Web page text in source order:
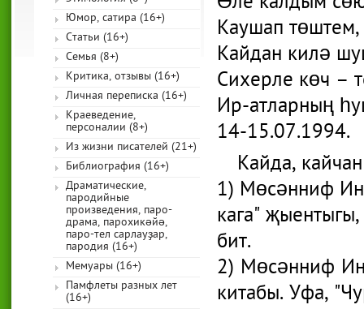
Каушап
Кайдан килә
Сихерле көч –
Ир-атларның
14-15.07.1994.
Кайда,
1) Мөсәнниф
кага"
бит.
2) Мөсәнниф
китабы. Уфа,
Юмор, сатира (16+)
Статьи (16+)
Семья (8+)
Критика, отзывы (16+)
Личная переписка (16+)
Краеведение,
персоналии (8+)
Из жизни писателей (21+)
Библиография (16+)
Драматические,
пародийные
произведения, паро-
драма, парохикәйә,
паро-тел сарлауҙар,
пародия (16+)
Мемуары (16+)
Памфлеты разных лет
(16+)